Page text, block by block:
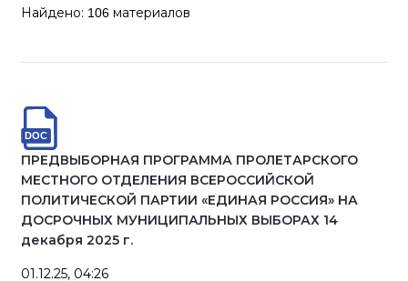
Найдено: 106 материалов
ПРЕДВЫБОРНАЯ ПРОГРАММА ПРОЛЕТАРСКОГО
МЕСТНОГО ОТДЕЛЕНИЯ ВСЕРОССИЙСКОЙ
ПОЛИТИЧЕСКОЙ ПАРТИИ «ЕДИНАЯ РОССИЯ» НА
ДОСРОЧНЫХ МУНИЦИПАЛЬНЫХ ВЫБОРАХ 14
декабря 2025 г.
01.12.25, 04:26